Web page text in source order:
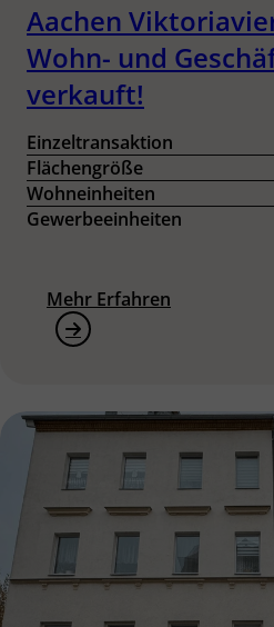
Aachen
Wohn- und
verkauft!
Einzeltransaktion
Flächengröße
Wohneinheiten
Gewerbeeinheiten
Mehr Erfahren